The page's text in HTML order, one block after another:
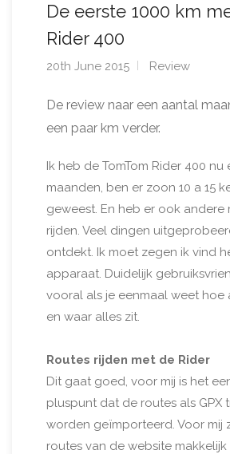
De eerste 1000 km
Rider 400
20th June 2015 Review
De review naar een aantal
een paar km verder.
Ik heb de TomTom Rider 400 nu
maanden, ben er zoon 10 a 15
geweest. En heb er ook andere
rijden. Veel dingen
ontdekt. Ik moet zegen ik vind
apparaat. Duidelijk
vooral als je eenmaal weet hoe
en waar alles zit.
Routes rijden met de Rider
Dit gaat goed, voor mij is het
pluspunt dat de routes als GPX
worden geïmporteerd. Voor mij
routes van de website